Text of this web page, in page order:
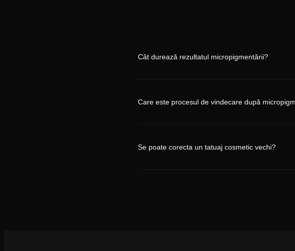
Cât durează rezultatul micropigmentării?
Care este procesul de vindecare după
Se poate corecta un tatuaj cosmetic vechi?